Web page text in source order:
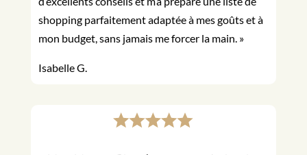
shopping parfaitement adaptée à mes goûts et à
mon budget, sans jamais me forcer la main. »
Isabelle G.